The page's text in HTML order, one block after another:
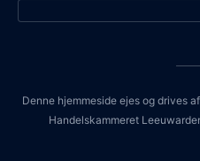
Denne hjemmeside ejes og drives
Handelskammeret